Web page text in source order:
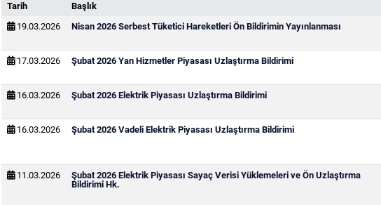
Tarih Başlık
19.03.2026
Nisan 2026 Serbest Tüketici Hareketleri Ön Bildirimin Yayınlanması
17.03.2026 Şubat 2026 Yan Hizmetler Piyasası Uzlaştırma Bildirimi
16.03.2026 Şubat 2026 Elektrik Piyasası Uzlaştırma Bildirimi
16.03.2026 Şubat 2026 Vadeli Elektrik Piyasası Uzlaştırma Bildirimi
11.03.2026
Şubat 2026 Elektrik Piyasası Sayaç Verisi Yüklemeleri ve Ön Uzlaştırma
Bildirimi Hk.